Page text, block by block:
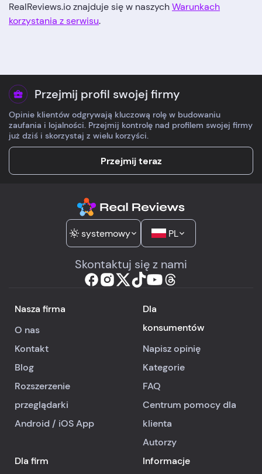
RealReviews.io znajduje się w naszychWarunkach
korzystania z serwisu.
Przejmij profil swojej firmy
Opinie klientów odgrywają kluczową rolę w budowaniu
zaufania i lojalności. Przejmij kontrolę nad profilem swojej firmy
już dziś i skorzystaj z wielu korzyści.
Przejmij teraz
systemowy PL
Skontaktuj się z nami
Nasza firma
O nas
Kontakt
Blog
Rozszerzenie
przeglądarki
Android / iOSApp
Dla
konsumentów
Napisz opinię
Kategorie
FAQ
Centrum pomocy dla
klienta
Autorzy
Dla firm
Informacje